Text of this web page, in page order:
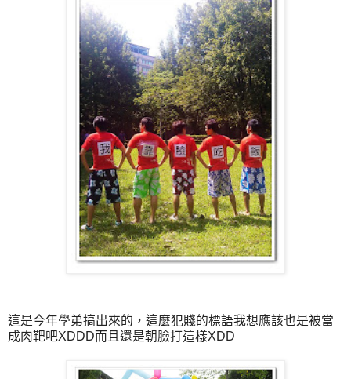
這是今年學弟搞出來的，這麼犯賤的標語我想應該也是被當
成肉靶吧XDDD而且還是朝臉打這樣XDD